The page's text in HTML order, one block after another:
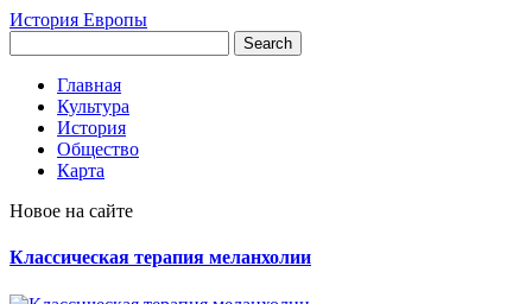
История Европы
Главная
Культура
История
Общество
Карта
Новое на сайте
Классическая терапия меланхолии